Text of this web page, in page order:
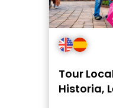
Tour
Historia,